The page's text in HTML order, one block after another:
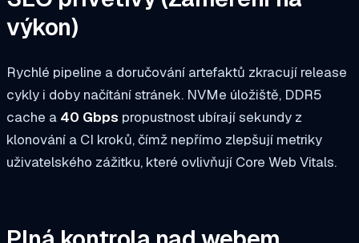
výkon)
Rychlé pipeline a doručování artefaktů zkracují release
cykly i doby načítání stránek. NVMe úložiště, DDR5
cache a 40 Gbps propustnost ubírají sekundy z
klonování a CI kroků, čímž nepřímo zlepšují metriky
uživatelského zážitku, které ovlivňují Core Web Vitals.